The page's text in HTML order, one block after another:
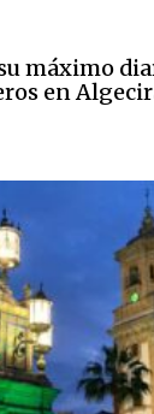
máximo
en